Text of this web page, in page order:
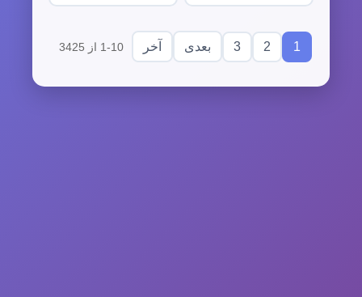
1
2
3 بعدی آخر 1-10 از 3425